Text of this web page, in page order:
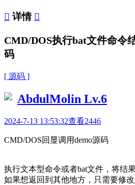
 详情 
CMD/DOS执行bat文件命令
码
[ 源码 ]
AbdulMolin Lv.6
2024-7-13 13:53:32查看2446
CMD/DOS回显调用demo源码
执行文本型命令或者bat文件，将结
如果想返回到其他地方，只需要修